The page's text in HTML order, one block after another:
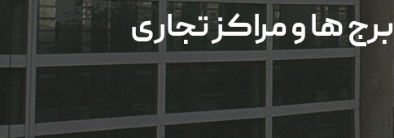
برج ها و مراکز تجاری